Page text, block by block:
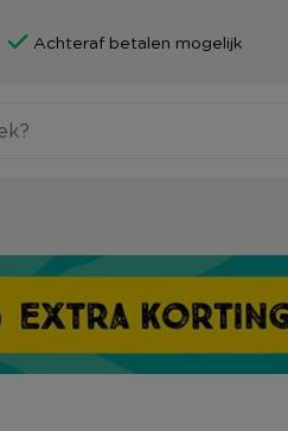
Achteraf betalen mogelijk